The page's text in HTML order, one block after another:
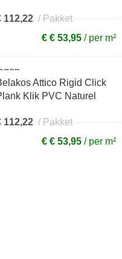
930RC
112,22
Pakket
€ € 53,95
per m²
Attico Rigid Click
Klik PVC Naturel
112,22
Pakket
€ € 53,95
per m²